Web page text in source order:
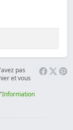
pas
et vous
Information